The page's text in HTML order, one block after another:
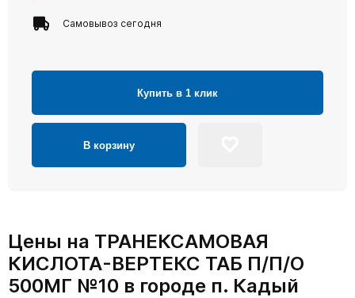
Самовывоз сегодня
Купить в 1 клик
В корзину
Цены на ТРАНЕКСАМОВАЯ
КИСЛОТА-ВЕРТЕКС ТАБ П/П/О
500МГ №10 в городе п. Кадый